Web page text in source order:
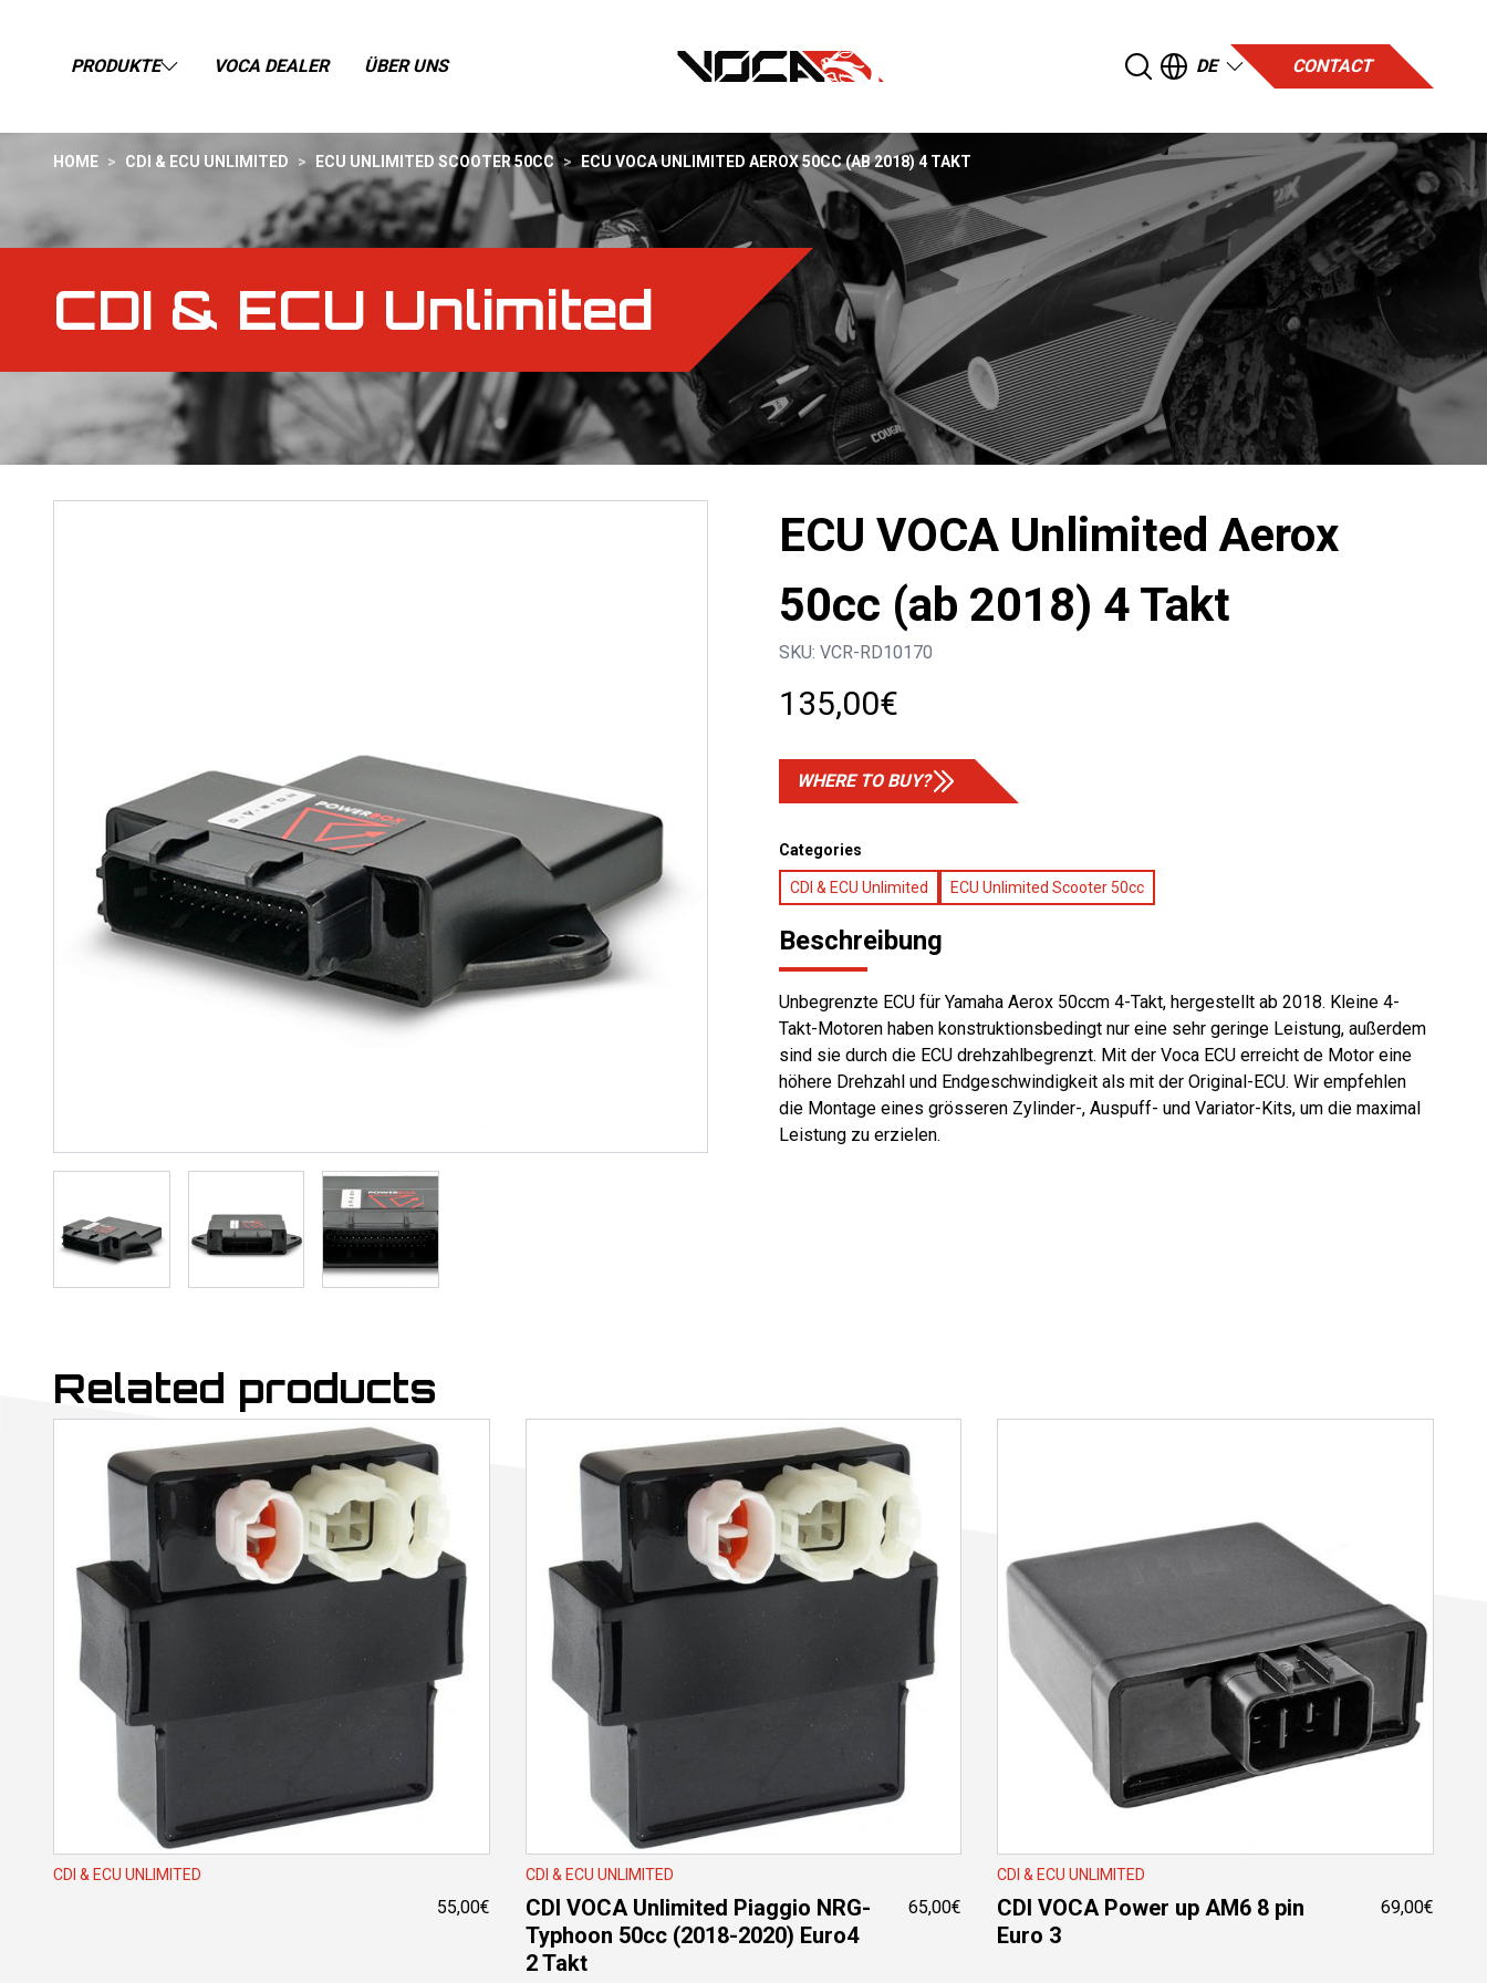
PRODUKTE VOCA DEALER ÜBER UNS DE CONTACT
HOME > CDI & ECU UNLIMITED > ECU UNLIMITED SCOOTER 50CC > ECU VOCA UNLIMITED AEROX 50CC (AB 2018) 4 TAKT
CDI & ECU Unlimited
ECU VOCA Unlimited Aerox
50cc (ab 2018) 4 Takt
SKU: VCR-RD10170
135,00€
WHERE TO BUY?
Categories
CDI & ECU Unlimited ECU Unlimited Scooter 50cc
Beschreibung
Unbegrenzte ECU für Yamaha Aerox 50ccm 4-Takt, hergestellt ab 2018. Kleine 4-
Takt-Motoren haben konstruktionsbedingt nur eine sehr geringe Leistung, außerdem
sind sie durch die ECU drehzahlbegrenzt. Mit der Voca ECU erreicht de Motor eine
höhere Drehzahl und Endgeschwindigkeit als mit der Original-ECU. Wir empfehlen
die Montage eines grösseren Zylinder-, Auspuff- und Variator-Kits, um die maximal
Leistung zu erzielen.
Related products
CDI & ECU UNLIMITED
55,00€
CDI & ECU UNLIMITED
CDI VOCA Unlimited Piaggio NRG-
Typhoon 50cc (2018-2020) Euro4
2 Takt
65,00€
CDI & ECU UNLIMITED
CDI VOCA Power up AM6 8 pin
Euro 3
69,00€